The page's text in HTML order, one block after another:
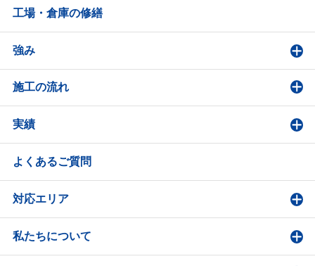
工場・倉庫の修繕
強み
施工の流れ
実績
よくあるご質問
対応エリア
私たちについて